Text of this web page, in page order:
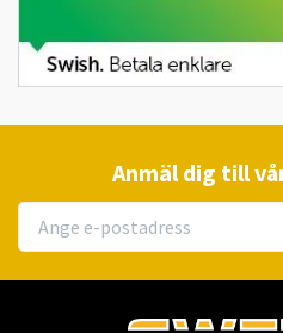
Anmäl dig till